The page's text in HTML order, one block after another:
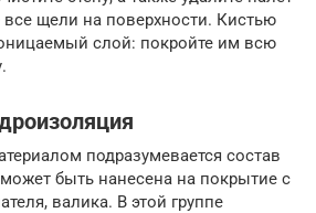
все щели на поверхности. Кистью
слой: покройте им всю
подразумевается состав
быть нанесена на покрытие с
валика. В этой группе